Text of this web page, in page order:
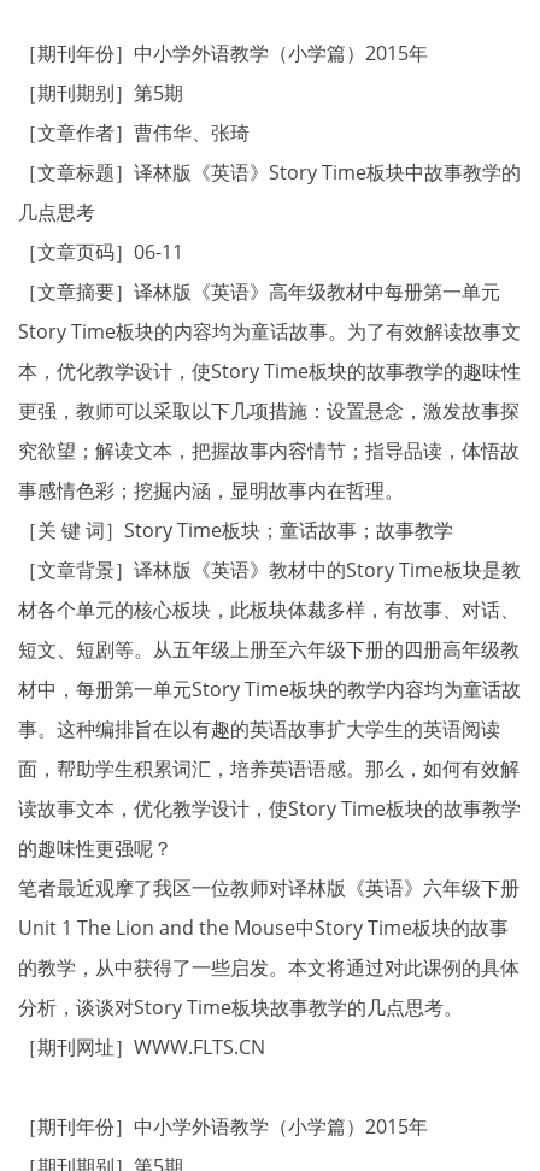
［期刊年份］中小学外语教学（小学篇）2015年
［期刊期别］第5期
［文章作者］曹伟华、张琦
［文章标题］译林版《英语》Story Time板块中故事教学的
几点思考
［文章页码］06-11
［文章摘要］译林版《英语》高年级教材中每册第一单元
Story Time板块的内容均为童话故事。为了有效解读故事文
本，优化教学设计，使Story Time板块的故事教学的趣味性
更强，教师可以采取以下几项措施：设置悬念，激发故事探
究欲望；解读文本，把握故事内容情节；指导品读，体悟故
事感情色彩；挖掘内涵，显明故事内在哲理。
［关 键 词］Story Time板块；童话故事；故事教学
［文章背景］译林版《英语》教材中的Story Time板块是教
材各个单元的核心板块，此板块体裁多样，有故事、对话、
短文、短剧等。从五年级上册至六年级下册的四册高年级教
材中，每册第一单元Story Time板块的教学内容均为童话故
事。这种编排旨在以有趣的英语故事扩大学生的英语阅读
面，帮助学生积累词汇，培养英语语感。那么，如何有效解
读故事文本，优化教学设计，使Story Time板块的故事教学
的趣味性更强呢？
笔者最近观摩了我区一位教师对译林版《英语》六年级下册
Unit 1 The Lion and the Mouse中Story Time板块的故事
的教学，从中获得了一些启发。本文将通过对此课例的具体
分析，谈谈对Story Time板块故事教学的几点思考。
［期刊网址］WWW.FLTS.CN
［期刊年份］中小学外语教学（小学篇）2015年
［期刊期别］第5期